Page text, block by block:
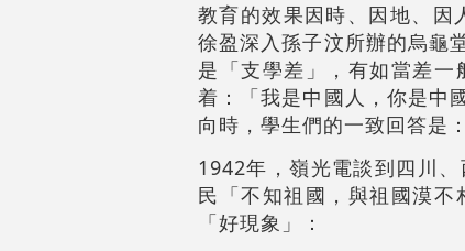
教育的效果因時、因地、因
徐盈深入孫子汶所辦的烏龜
是「支學差」，有如當差
着：「我是中國人，你是中
向時，學生們的一致回答是
1942年，嶺光電談到四川
民「不知祖國，與祖國漠
「好現象」：